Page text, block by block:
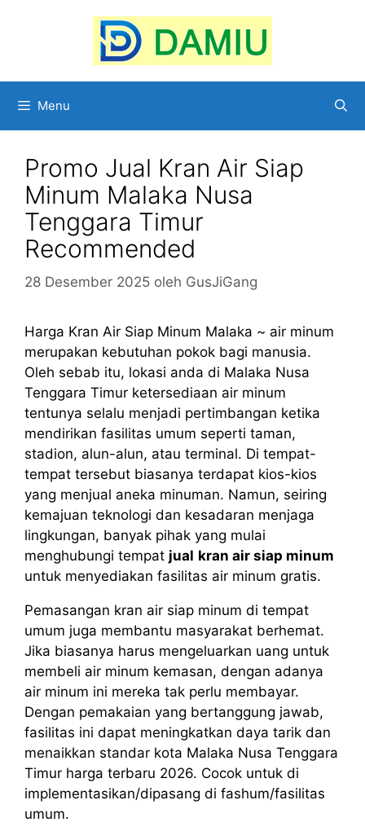
Menu
Promo Jual Kran Air Siap
Minum Malaka Nusa
Tenggara Timur
Recommended
28 Desember 2025 oleh GusJiGang
Harga Kran Air Siap Minum Malaka ~ air minum
merupakan kebutuhan pokok bagi manusia.
Oleh sebab itu, lokasi anda di Malaka Nusa
Tenggara Timur ketersediaan air minum
tentunya selalu menjadi pertimbangan ketika
mendirikan fasilitas umum seperti taman,
stadion, alun-alun, atau terminal. Di tempat-
tempat tersebut biasanya terdapat kios-kios
yang menjual aneka minuman. Namun, seiring
kemajuan teknologi dan kesadaran menjaga
lingkungan, banyak pihak yang mulai
menghubungi tempat jual kran air siap minum
untuk menyediakan fasilitas air minum gratis.
Pemasangan kran air siap minum di tempat
umum juga membantu masyarakat berhemat.
Jika biasanya harus mengeluarkan uang untuk
membeli air minum kemasan, dengan adanya
air minum ini mereka tak perlu membayar.
Dengan pemakaian yang bertanggung jawab,
fasilitas ini dapat meningkatkan daya tarik dan
menaikkan standar kota Malaka Nusa Tenggara
Timur harga terbaru 2026. Cocok untuk di
implementasikan/dipasang di fashum/fasilitas
umum.